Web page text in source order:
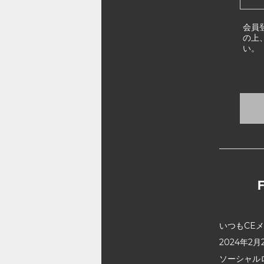
会員
の上
い。
いつもCE
2024年2月
ソーシャ